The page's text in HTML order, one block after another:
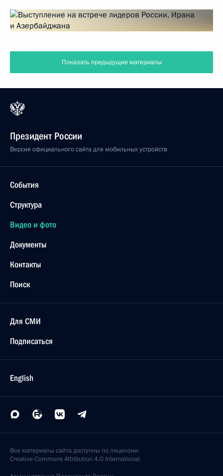
Показать предыдущие материалы
Президент России
Версия официального сайта для мобильных устройств
События
Структура
Видео и фото
Документы
Контакты
Поиск
Для СМИ
Подписаться
English
Все материалы сайта доступны по лицензии:
Creative Commons Attribution 4.0 International